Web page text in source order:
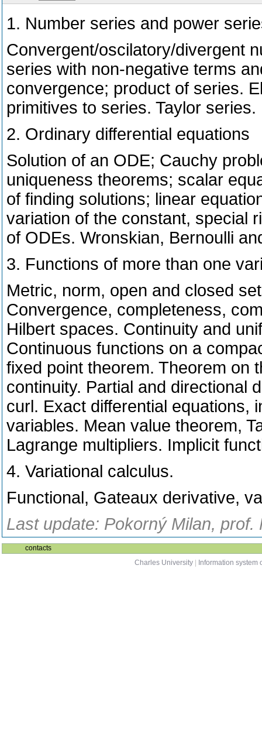
1. Number series and power
Convergent/oscilatory/divergent
series with non-negative terms
convergence; product of series.
primitives to series. Taylor series.
2. Ordinary differential equations
Solution of an ODE; Cauchy
uniqueness theorems; scalar
of finding solutions; linear
variation of the constant, special
of ODEs. Wronskian, Bernoulli
3. Functions of more than one
Metric, norm, open and closed
Convergence, completeness,
Hilbert spaces. Continuity and
Continuous functions on a
fixed point theorem. Theorem on
continuity. Partial and directional
curl. Exact differential equations,
variables. Mean value theorem,
Lagrange multipliers. Implicit
4. Variational calculus.
Functional, Gateaux derivative,
Last update: Pokorný Milan,
contacts
Charles University
Information